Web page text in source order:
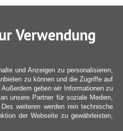
Verwendung
und Anzeigen zu personalisieren,
zu können und die Zugriffe auf
geben wir Informationen zu
unsere Partner für soziale Medien,
weiteren werden rein technische
der Webseite zu gewährleisten,